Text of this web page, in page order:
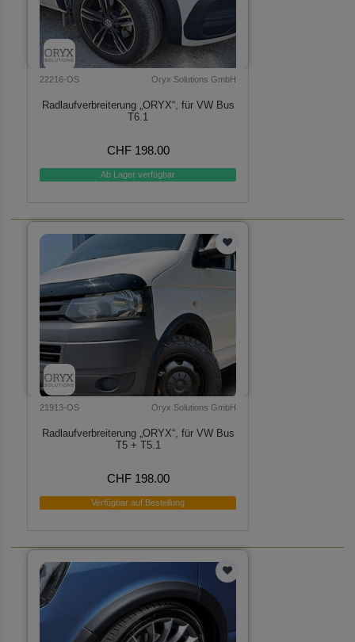
22216-OS Oryx Solutions GmbH
Radlaufverbreiterung „ORYX“, für VW Bus
T6.1
CHF 198.00
Ab Lager verfügbar
21913-OS Oryx Solutions GmbH
Radlaufverbreiterung „ORYX“, für VW Bus
T5 + T5.1
CHF 198.00
Verfügbar auf Bestellung